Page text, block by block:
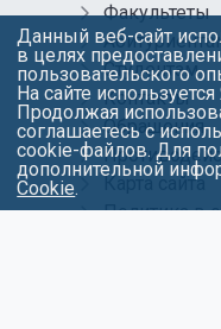
Факультеты
Студентам
Контакты
Обращения
Карта сайта
Политика в
Данный веб-сайт
в целях
пользовательского
На сайте
Продолжая
соглашаетесь с
cookie-файлов. Для
дополнительной
Cookie.